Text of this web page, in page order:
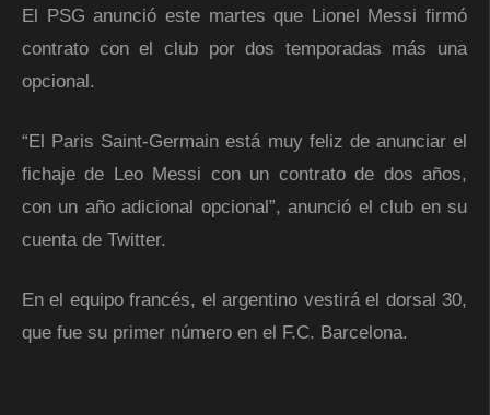
El PSG anunció este martes que Lionel Messi firmó
contrato con el club por dos temporadas más una
opcional.
“El Paris Saint-Germain está muy feliz de anunciar el
fichaje de Leo Messi con un contrato de dos años,
con un año adicional opcional”, anunció el club en su
cuenta de Twitter.
En el equipo francés, el argentino vestirá el dorsal 30,
que fue su primer número en el F.C. Barcelona.